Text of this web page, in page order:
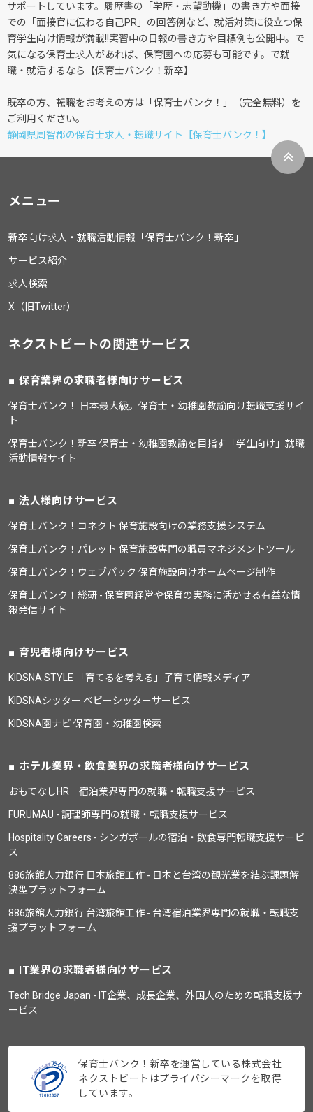
サポートしています。履歴書の「学歴・志望動機」の書き方や面接
での「面接官に伝わる自己PR」の回答例など、就活対策に役立つ保
育学生向け情報が満載!!実習中の日報の書き方や目標例も公開中。で
気になる保育士求人があれば、保育園への応募も可能です。で就
職・就活するなら【保育士バンク！新卒】
既卒の方、転職をお考えの方は「保育士バンク！」（完全無料）を
ご利用ください。
静岡県周智郡の保育士求人・転職サイト【保育士バンク！】
メニュー
新卒向け求人・就職活動情報「保育士バンク！新卒」
サービス紹介
求人検索
X（旧Twitter）
ネクストビートの関連サービス
保育業界の求職者様向けサービス
保育士バンク！ 日本最大級。保育士・幼稚園教諭向け転職支援サイ
ト
保育士バンク！新卒 保育士・幼稚園教諭を目指す「学生向け」就職
活動情報サイト
法人様向けサービス
保育士バンク！コネクト 保育施設向けの業務支援システム
保育士バンク！パレット 保育施設専門の職員マネジメントツール
保育士バンク！ウェブパック 保育施設向けホームページ制作
保育士バンク！総研 - 保育園経営や保育の実務に活かせる有益な情
報発信サイト
育児者様向けサービス
KIDSNA STYLE 「育てるを考える」子育て情報メディア
KIDSNAシッター ベビーシッターサービス
KIDSNA園ナビ 保育園・幼稚園検索
ホテル業界・飲食業界の求職者様向けサービス
おもてなしHR 宿泊業界専門の就職・転職支援サービス
FURUMAU - 調理師専門の就職・転職支援サービス
Hospitality Careers - シンガポールの宿泊・飲食専門転職支援サービ
ス
886旅館人力銀行 日本旅館工作 - 日本と台湾の観光業を結ぶ課題解
決型プラットフォーム
886旅館人力銀行 台湾旅館工作 - 台湾宿泊業界専門の就職・転職支
援プラットフォーム
IT業界の求職者様向けサービス
Tech Bridge Japan - IT企業、成長企業、外国人のための転職支援サ
ービス
保育士バンク！新卒を運営している株式会社
ネクストビートはプライバシーマークを取得
しています。